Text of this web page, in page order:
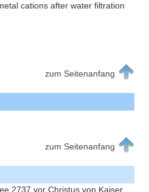
cations after water filtration
zum Seitenanfang
zum Seitenanfang
2737 vor Christus von Kaiser